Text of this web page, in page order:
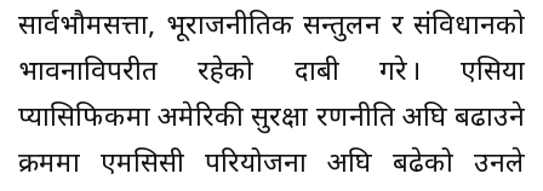
सार्वभौमसत्ता, भूराजनीतिक सन्तुलन र संविधानको
भावनाविपरीत रहेको दाबी गरे । एसिया
प्यासिफिकमा अमेरिकी सुरक्षा रणनीति अघि बढाउने
क्रममा एमसिसी परियोजना अघि बढेको उनले